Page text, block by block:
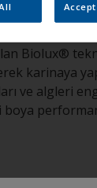
Biolux®
karinaya
ve algleri